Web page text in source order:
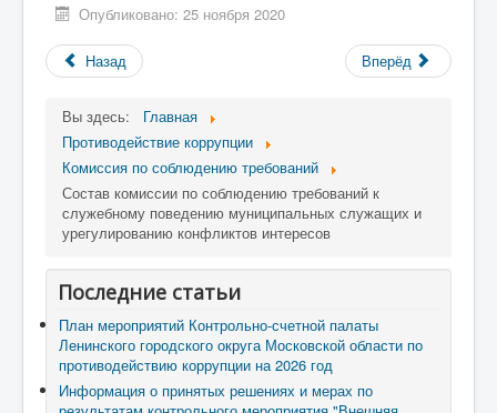
Контакты
Опубликовано: 25 ноября 2020
Назад Вперёд
Вы здесь:
Главная
Противодействие коррупции
Комиссия по соблюдению требований
Состав комиссии по соблюдению требований к
служебному поведению муниципальных служащих и
урегулированию конфликтов интересов
Последние статьи
План мероприятий Контрольно-счетной палаты
Ленинского городского округа Московской области по
противодействию коррупции на 2026 год
Информация о принятых решениях и мерах по